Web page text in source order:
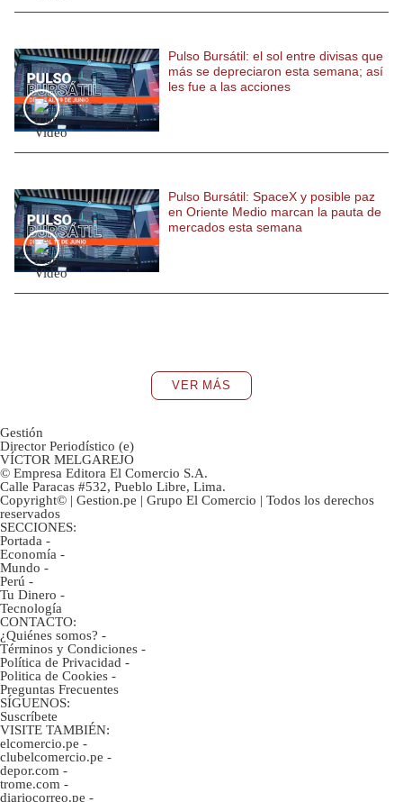
Pulso Bursátil: el sol entre divisas que
más se depreciaron esta semana; así
les fue a las acciones
Pulso Bursátil: SpaceX y posible paz
en Oriente Medio marcan la pauta de
mercados esta semana
VER MÁS
Gestión
Director Periodístico (e)
VÍCTOR MELGAREJO
© Empresa Editora El Comercio S.A.
Calle Paracas #532, Pueblo Libre, Lima.
Copyright© | Gestion.pe | Grupo El Comercio | Todos los derechos
reservados
SECCIONES:
Portada -
Economía -
Mundo -
Perú -
Tu Dinero -
Tecnología
CONTACTO:
¿Quiénes somos? -
Términos y Condiciones -
Política de Privacidad -
Politica de Cookies -
Preguntas Frecuentes
SÍGUENOS:
Suscríbete
VISITE TAMBIÉN:
elcomercio.pe -
clubelcomercio.pe -
depor.com -
trome.com -
diariocorreo.pe -